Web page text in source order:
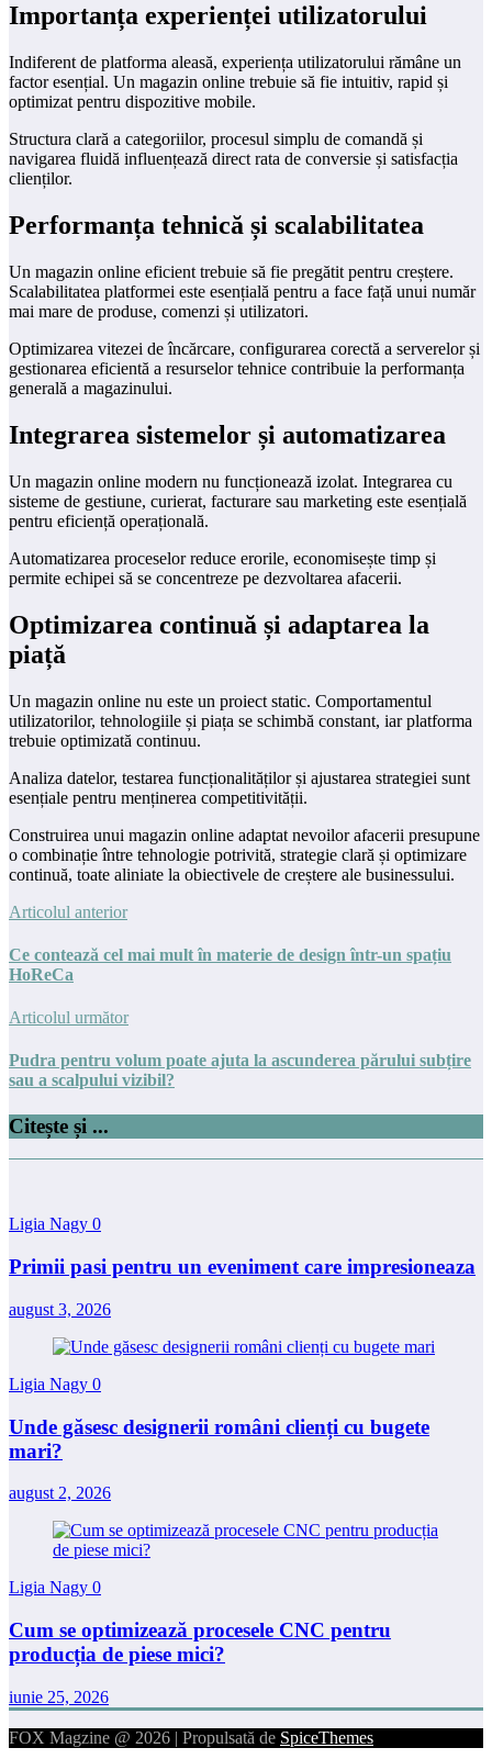
Importanța experienței utilizatorului
Indiferent de platforma aleasă, experiența utilizatorului rămâne un
factor esențial. Un magazin online trebuie să fie intuitiv, rapid și
optimizat pentru dispozitive mobile.
Structura clară a categoriilor, procesul simplu de comandă și
navigarea fluidă influențează direct rata de conversie și satisfacția
clienților.
Performanța tehnică și scalabilitatea
Un magazin online eficient trebuie să fie pregătit pentru creștere.
Scalabilitatea platformei este esențială pentru a face față unui număr
mai mare de produse, comenzi și utilizatori.
Optimizarea vitezei de încărcare, configurarea corectă a serverelor și
gestionarea eficientă a resurselor tehnice contribuie la performanța
generală a magazinului.
Integrarea sistemelor și automatizarea
Un magazin online modern nu funcționează izolat. Integrarea cu
sisteme de gestiune, curierat, facturare sau marketing este esențială
pentru eficiență operațională.
Automatizarea proceselor reduce erorile, economisește timp și
permite echipei să se concentreze pe dezvoltarea afacerii.
Optimizarea continuă și adaptarea la
piață
Un magazin online nu este un proiect static. Comportamentul
utilizatorilor, tehnologiile și piața se schimbă constant, iar platforma
trebuie optimizată continuu.
Analiza datelor, testarea funcționalităților și ajustarea strategiei sunt
esențiale pentru menținerea competitivității.
Construirea unui magazin online adaptat nevoilor afacerii presupune
o combinație între tehnologie potrivită, strategie clară și optimizare
continuă, toate aliniate la obiectivele de creștere ale businessului.
Articolul anterior
Ce contează cel mai mult în materie de design într-un spațiu
HoReCa
Articolul următor
Pudra pentru volum poate ajuta la ascunderea părului subțire
sau a scalpului vizibil?
Citește și ...
Ligia Nagy 0
Primii pasi pentru un eveniment care impresioneaza
august 3, 2026
Ligia Nagy 0
Unde găsesc designerii români clienți cu bugete
mari?
august 2, 2026
Ligia Nagy 0
Cum se optimizează procesele CNC pentru
producția de piese mici?
iunie 25, 2026
FOX Magzine @ 2026 | Propulsată de SpiceThemes